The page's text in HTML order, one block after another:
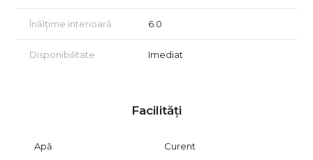
ușoară, service, atelier sau activități comerciale
Localizare:
Pentru detalii suplimentare și programarea unei vizionări,
Înălțime interioară 6.0
Disponibilitate Imediat
Facilități
Apă Curent